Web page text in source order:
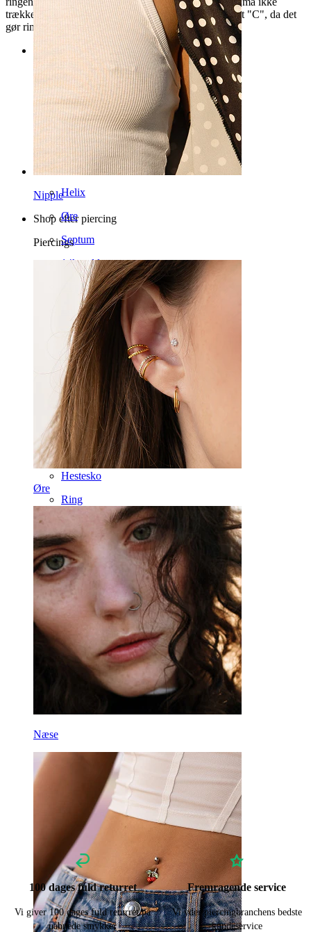
Nipple
Shop efter piercing
Piercings
Øre
Næse
trække ænderne fra hinanden, så ringen får fom som et "C", da det
gør ringen deform og ødelægger spændingen.
Navle
Læbe
Nipple
Industrial
Dermal
Helix
Øre
Septum
14k guld
Clip on
Labret
Tunge
Næse
Tragus
Lige stav
Rook
Daith
Hestesko
Ring
Buet stav
Øreflip
Titanium
100 dages fuld returret
Vi giver 100 dages fuld returret på
uåbnede smykker
Fremragende service
Vi yder piercingbranchens bedste
kundeservice